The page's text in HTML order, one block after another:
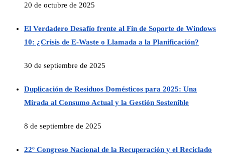
20 de octubre de 2025
El Verdadero Desafío frente al Fin de Soporte de Windows
10: ¿Crisis de E-Waste o Llamada a la Planificación?
30 de septiembre de 2025
Duplicación de Residuos Domésticos para 2025: Una
Mirada al Consumo Actual y la Gestión Sostenible
8 de septiembre de 2025
22º Congreso Nacional de la Recuperación y el Reciclado